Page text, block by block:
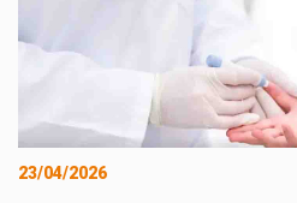
23/04/2026